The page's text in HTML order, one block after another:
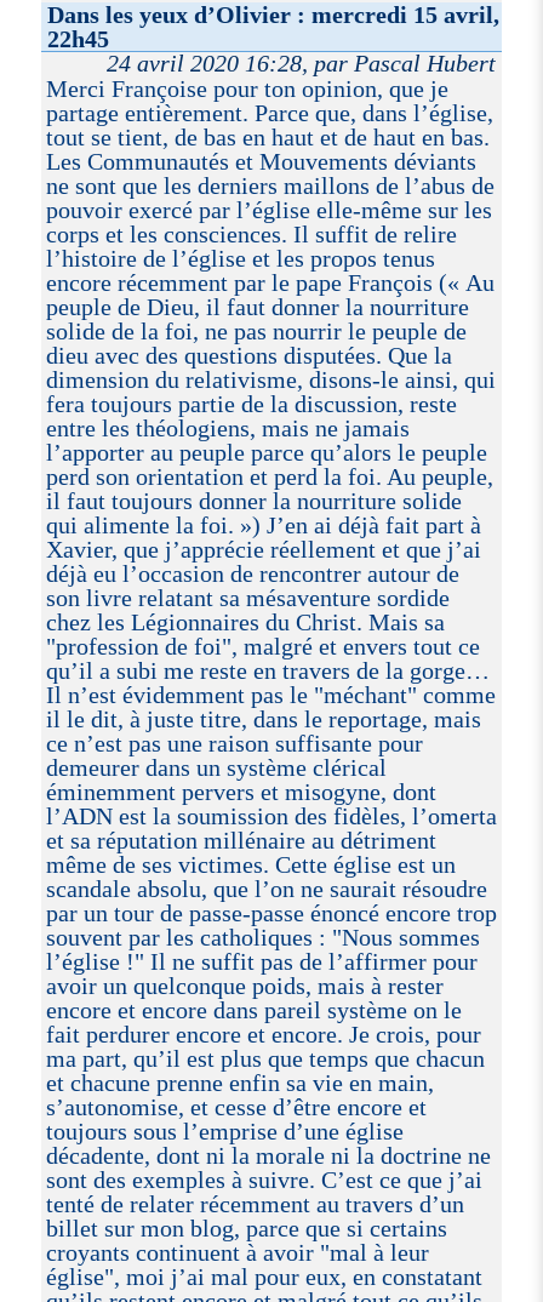
Dans les yeux d’Olivier : mercredi 15 avril,
22h45
24 avril 2020 16:28, par Pascal Hubert
Merci Françoise pour ton opinion, que je
partage entièrement. Parce que, dans l’église,
tout se tient, de bas en haut et de haut en bas.
Les Communautés et Mouvements déviants
ne sont que les derniers maillons de l’abus de
pouvoir exercé par l’église elle-même sur les
corps et les consciences. Il suffit de relire
l’histoire de l’église et les propos tenus
encore récemment par le pape François (« Au
peuple de Dieu, il faut donner la nourriture
solide de la foi, ne pas nourrir le peuple de
dieu avec des questions disputées. Que la
dimension du relativisme, disons-le ainsi, qui
fera toujours partie de la discussion, reste
entre les théologiens, mais ne jamais
l’apporter au peuple parce qu’alors le peuple
perd son orientation et perd la foi. Au peuple,
il faut toujours donner la nourriture solide
qui alimente la foi. ») J’en ai déjà fait part à
Xavier, que j’apprécie réellement et que j’ai
déjà eu l’occasion de rencontrer autour de
son livre relatant sa mésaventure sordide
chez les Légionnaires du Christ. Mais sa
"profession de foi", malgré et envers tout ce
qu’il a subi me reste en travers de la gorge…
Il n’est évidemment pas le "méchant" comme
il le dit, à juste titre, dans le reportage, mais
ce n’est pas une raison suffisante pour
demeurer dans un système clérical
éminemment pervers et misogyne, dont
l’ADN est la soumission des fidèles, l’omerta
et sa réputation millénaire au détriment
même de ses victimes. Cette église est un
scandale absolu, que l’on ne saurait résoudre
par un tour de passe-passe énoncé encore trop
souvent par les catholiques : "Nous sommes
l’église !" Il ne suffit pas de l’affirmer pour
avoir un quelconque poids, mais à rester
encore et encore dans pareil système on le
fait perdurer encore et encore. Je crois, pour
ma part, qu’il est plus que temps que chacun
et chacune prenne enfin sa vie en main,
s’autonomise, et cesse d’être encore et
toujours sous l’emprise d’une église
décadente, dont ni la morale ni la doctrine ne
sont des exemples à suivre. C’est ce que j’ai
tenté de relater récemment au travers d’un
billet sur mon blog, parce que si certains
croyants continuent à avoir "mal à leur
église", moi j’ai mal pour eux, en constatant